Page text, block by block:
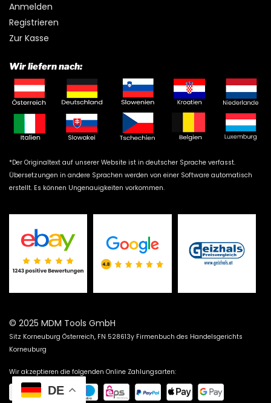
Anmelden
Registrieren
Zur Kasse
Wir liefern nach:
*Der Originaltext auf unserer Website ist in deutscher Sprache verfasst.
Übersetzungen in andere Sprachen werden von einer Software automatisch
erstellt. Es können Ungenauigkeiten vorkommen.
© 2025 MDM Tools GmbH
Sitz Korneuburg Österreich, FN 528613y Firmenbuch des Handelsgerichts
Korneuburg
Wir akzeptieren die folgenden Online Zahlungsarten:
DE